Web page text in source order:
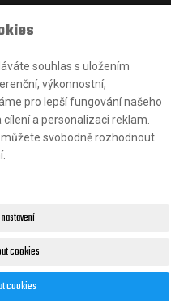
Solucev- správce
souhlas s uložením
výkonnostní,
pro lepší fungování našeho
a personalizaci reklam.
svobodně rozhodnout
cookies
cookies